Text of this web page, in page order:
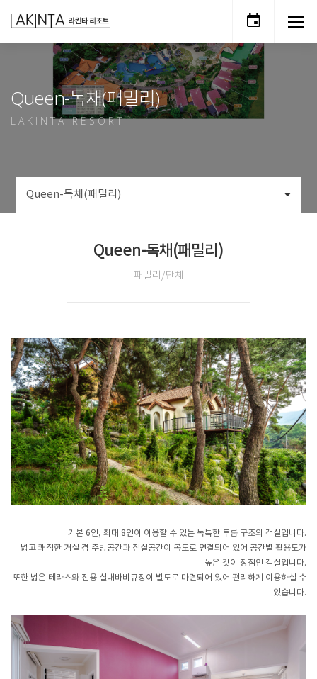
Queen-독채(패밀리)
LAKINTA RESORT
Queen-독채(패밀리)
Queen-독채(패밀리)
패밀리/단체
기본 6인, 최대 8인이 이용할 수 있는 독특한 투룸 구조의 객실입니다.
넓고 쾌적한 거실 겸 주방공간과 침실공간이 복도로 연결되어 있어 공간별 활용도가
높은 것이 장점인 객실입니다.
또한 넓은 테라스와 전용 실내바비큐장이 별도로 마련되어 있어 편리하게 이용하실 수
있습니다.